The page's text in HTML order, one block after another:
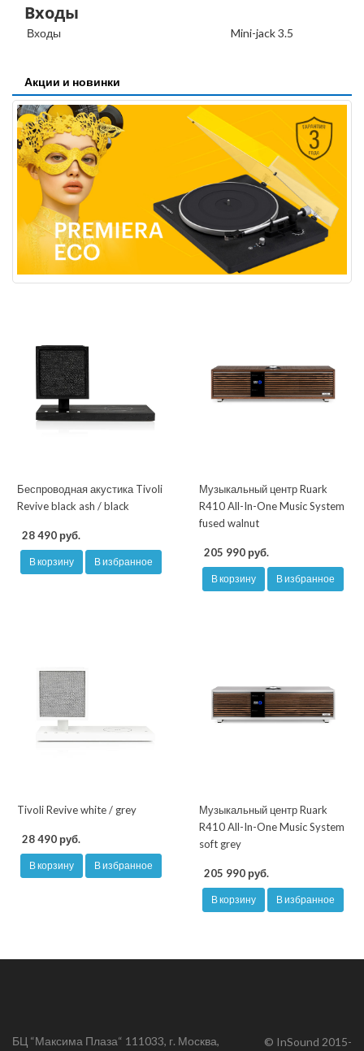
Входы
Входы Mini-jack 3.5
Акции и новинки
Беспроводная акустика Tivoli
Revive black ash / black
28 490 руб.
В корзину В избранное
Музыкальный центр Ruark
R410 All-In-One Music System
fused walnut
205 990 руб.
В корзину В избранное
Tivoli Revive white / grey
28 490 руб.
В корзину В избранное
Музыкальный центр Ruark
R410 All-In-One Music System
soft grey
205 990 руб.
В корзину В избранное
БЦ “Максима Плаза“ 111033, г. Москва,
© InSound 2015-